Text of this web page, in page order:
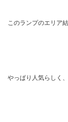
このランプのエリア
やっぱり人気らしく